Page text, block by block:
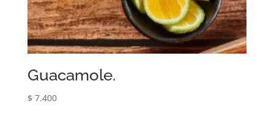
Guacamole.
$ 7.400